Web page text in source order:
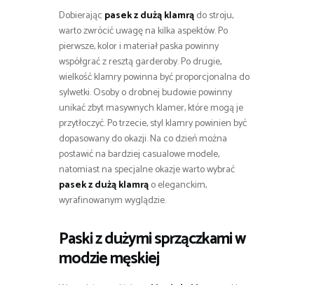
Dobierając pasek z dużą klamrądo stroju,
warto zwrócić uwagę na kilka aspektów. Po
pierwsze, kolor i materiał paska powinny
współgrać z resztą garderoby. Po drugie,
wielkość klamry powinna być proporcjonalna do
sylwetki. Osoby o drobnej budowie powinny
unikać zbyt masywnych klamer, które mogą je
przytłoczyć. Po trzecie, styl klamry powinien być
dopasowany do okazji. Na co dzień można
postawić na bardziej casualowe modele,
natomiast na specjalne okazje warto wybrać
pasek z dużą klamrąo eleganckim,
wyrafinowanym wyglądzie.
Paski z dużymi sprzączkami w
modzie męskiej